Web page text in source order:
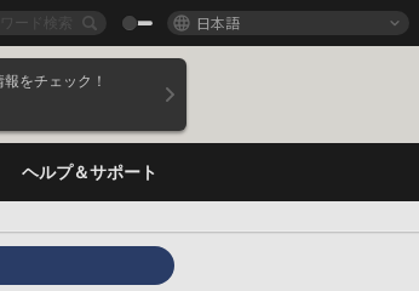
日本語
をチェック！
ヘルプ＆サポート